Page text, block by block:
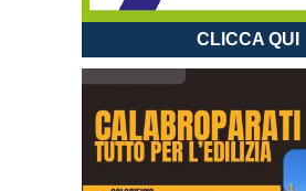
CLICCA QUI